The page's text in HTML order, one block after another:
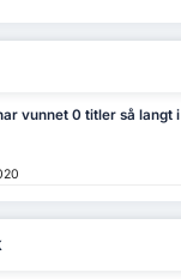
vunnet 0 titler så langt